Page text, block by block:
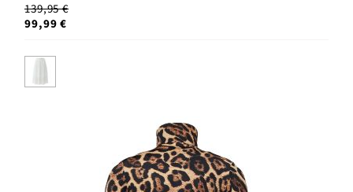
139,95 €
99,99 €